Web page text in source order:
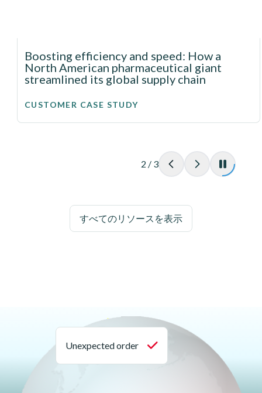
Boosting efficiency and speed: How a
North American pharmaceutical giant
streamlined its global supply chain
CUSTOMER CASE STUDY
2 / 3
すべてのリソースを表示